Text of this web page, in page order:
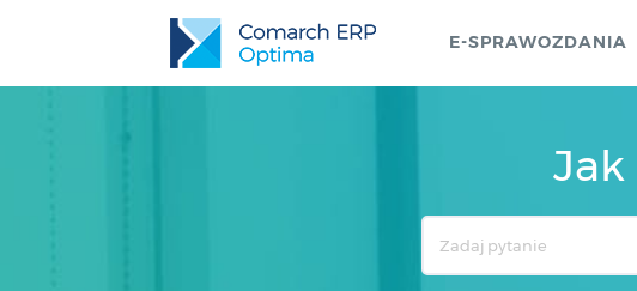
E-SPRAWOZDANIA